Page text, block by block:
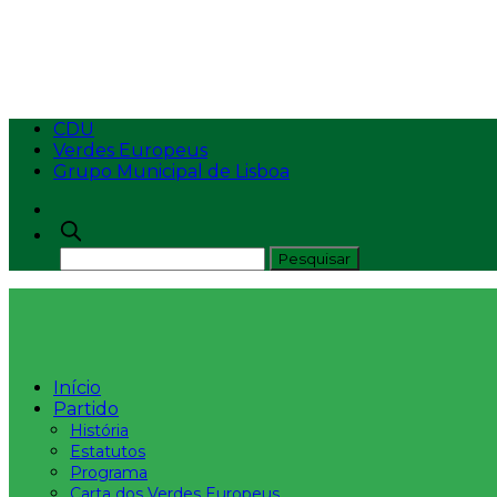
CDU
Verdes Europeus
Grupo Municipal de Lisboa
Início
Partido
História
Estatutos
Programa